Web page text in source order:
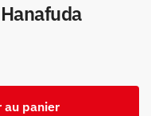
au panier